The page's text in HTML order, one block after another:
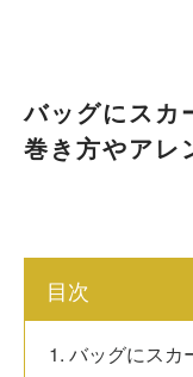
バッグにスカ
巻き方やアレ
目次
1. バッグにスカ